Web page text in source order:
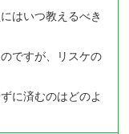
はいつ教えるべき
ですが、リスケの
に済むのはどのよ